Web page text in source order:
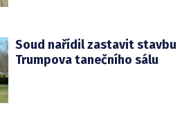
Soud nařídil zastavit stavbu
Trumpova tanečního sálu